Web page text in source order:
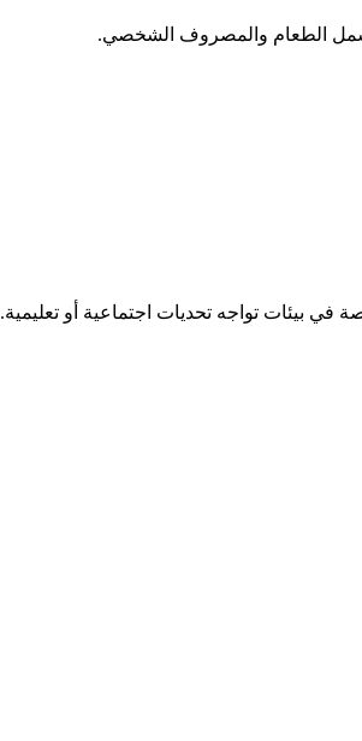
بيئات تواجه تحديات اجتماعية أو تعليمية.